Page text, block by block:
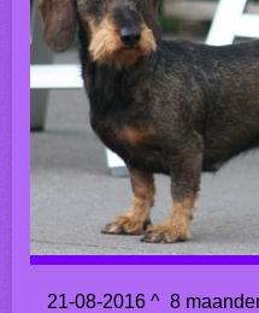
21-08-2016 ^ 8